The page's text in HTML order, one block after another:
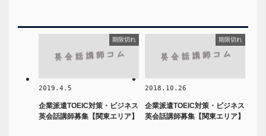
期限切れ
2019.4.5
企業派遣TOEIC対策・ビジネス
英会話講師募集【関東エリア】
期限切れ
2018.10.26
企業派遣TOEIC対策・ビジネス
英会話講師募集【関東エリア】